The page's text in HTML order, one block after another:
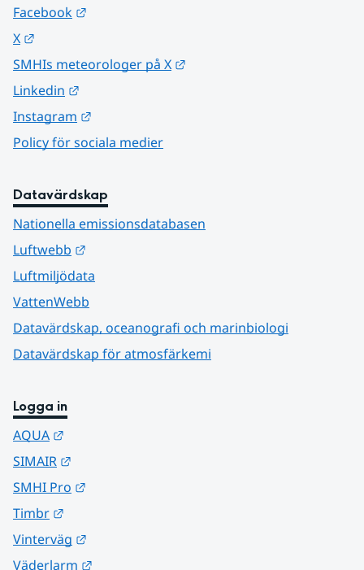
Facebook
X
SMHIs meteorologer på X
Linkedin
Instagram
Policy för sociala medier
Datavärdskap
Nationella emissionsdatabasen
Luftwebb
Luftmiljödata
VattenWebb
Datavärdskap, oceanografi och marinbiologi
Datavärdskap för atmosfärkemi
Logga in
AQUA
SIMAIR
SMHI Pro
Timbr
Vinterväg
Väderlarm